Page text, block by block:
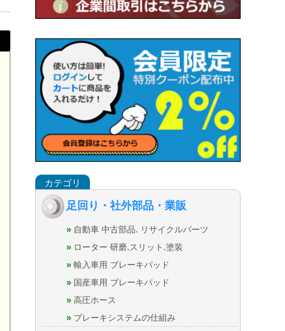
足回り・社外部品・業販
自動車 中古部品. リサイクルパーツ
ローター 研磨.スリット.塗装
輸入車用 ブレーキパッド
国産車用 ブレーキパッド
高圧ホース
ブレーキシステムの仕組み